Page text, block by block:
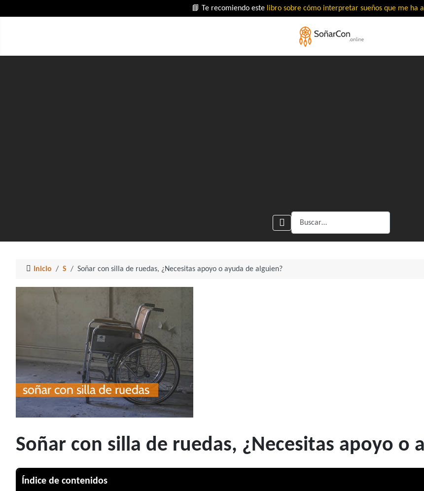
📘 Te recomiendo este libro sobre cómo interpretar sueños que me ha
Buscar
Inicio S Soñar con silla de ruedas, ¿Necesitas apoyo o ayuda de alguien?
Soñar con silla de ruedas, ¿Necesitas apoyo o
Índice de contenidos